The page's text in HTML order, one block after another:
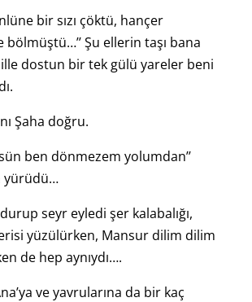
bir sızı çöktü, hançer
Şu ellerin taşı bana
dostun bir tek gülü yareler beni
Şaha doğru.
ben dönmezem yolumdan’’
yürüdü…
seyr eyledi şer kalabalığı,
yüzülürken, Mansur dilim dilim
de hep aynıydı….
ve yavrularına da bir kaç